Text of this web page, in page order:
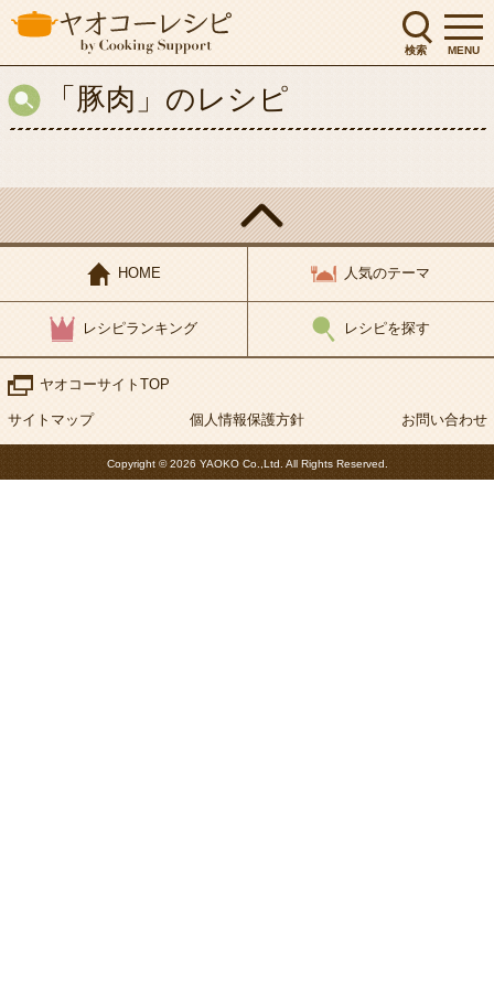
検索 MENU
会社概要 IR投資家情報
閉じる
「豚肉」のレシピ
HOME 人気のテーマ
レシピランキング レシピを探す
ヤオコーサイトTOP
サイトマップ 個人情報保護方針 お問い合わせ
Copyright © 2026 YAOKO Co.,Ltd. All Rights Reserved.